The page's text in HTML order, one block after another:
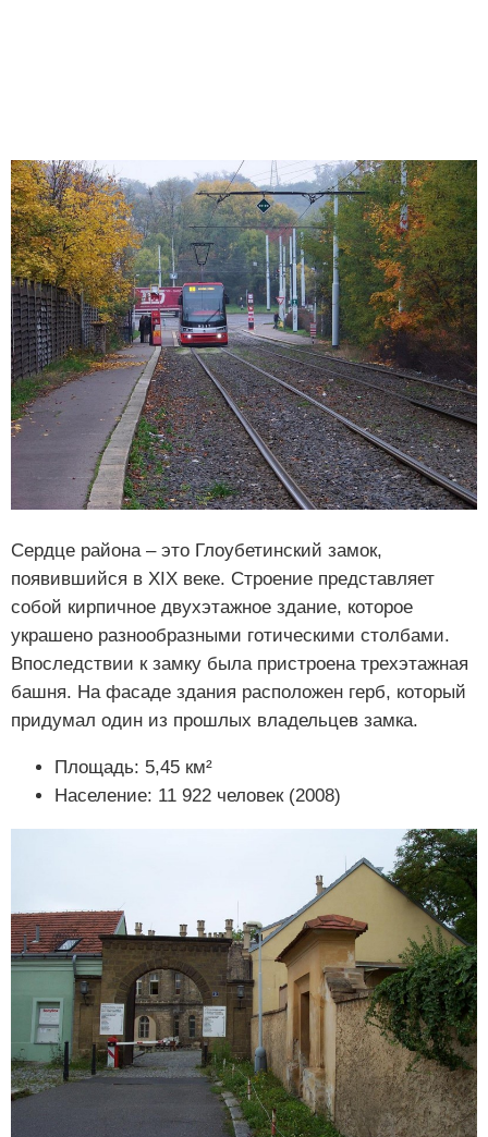
Сердце района – это Глоубетинский замок,
появившийся в XIX веке. Строение представляет
собой кирпичное двухэтажное здание, которое
украшено разнообразными готическими столбами.
Впоследствии к замку была пристроена трехэтажная
башня. На фасаде здания расположен герб, который
придумал один из прошлых владельцев замка.
Площадь: 5,45 км²
Население: 11 922 человек (2008)